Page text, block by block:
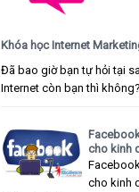
Khóa học Internet
Đã bao giờ bạn tự hỏi tại
Internet còn bạn thì không?
cho kinh
cho kinh